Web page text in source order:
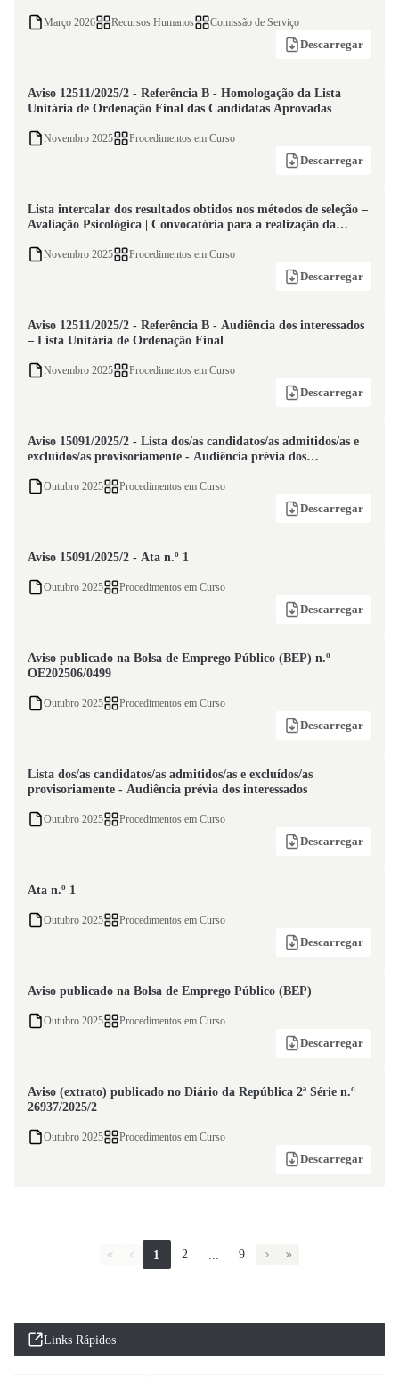
Março 2026 Recursos Humanos Comissão de Serviço
Descarregar
Aviso 12511/2025/2 - Referência B - Homologação da Lista
Unitária de Ordenação Final das Candidatas Aprovadas
Novembro 2025 Procedimentos em Curso
Descarregar
Lista intercalar dos resultados obtidos nos métodos de seleção –
Avaliação Psicológica | Convocatória para a realização da
2025
Novembro 2025 Procedimentos em Curso
Descarregar
Aviso 12511/2025/2 - Referência B - Audiência dos interessados
– Lista Unitária de Ordenação Final
Novembro 2025 Procedimentos em Curso
Descarregar
Aviso 15091/2025/2 - Lista dos/as candidatos/as admitidos/as e
excluídos/as provisoriamente - Audiência prévia dos
Outubro 2025 Procedimentos em Curso
Descarregar
Aviso 15091/2025/2 - Ata n.º 1
Outubro 2025 Procedimentos em Curso
Descarregar
Aviso publicado na Bolsa de Emprego Público (BEP) n.º
OE202506/0499
Outubro 2025 Procedimentos em Curso
Descarregar
Lista dos/as candidatos/as admitidos/as e excluídos/as
provisoriamente - Audiência prévia dos interessados
Outubro 2025 Procedimentos em Curso
Descarregar
Ata n.º 1
Outubro 2025 Procedimentos em Curso
Descarregar
Aviso publicado na Bolsa de Emprego Público (BEP)
Outubro 2025 Procedimentos em Curso
Descarregar
Aviso (extrato) publicado no Diário da República 2ª Série n.º
26937/2025/2
Outubro 2025 Procedimentos em Curso
Descarregar
1 2 9
Links Rápidos